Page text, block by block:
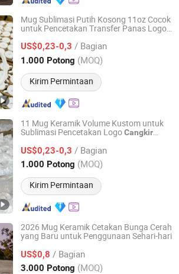
Mug Sublimasi Putih Kosong 11oz Cocok
untuk Pencetakan Transfer Panas Logo
Merek Sublimasi Tazas Para
US$0,23-0,3 / Bagian
1.000 Potong (MOQ)
Kirim Permintaan
Products Co., Ltd.
Harga mulai 2025
11 Mug Keramik Volume Kustom untuk
Sublimasi Pencetakan LogoCangkir
Sublimasi 11oz Mug Keramik
US$0,23-0,3 / Bagian
1.000 Potong (MOQ)
Kirim Permintaan
Products Co., Ltd.
Harga mulai 2025
2026 Mug Keramik Cetakan Bunga Cerah
yang Baru untuk Penggunaan Sehari-hari
US$0,8 / Bagian
3.000 Potong (MOQ)
Products Developing Co., Ltd.
Harga mulai 2016